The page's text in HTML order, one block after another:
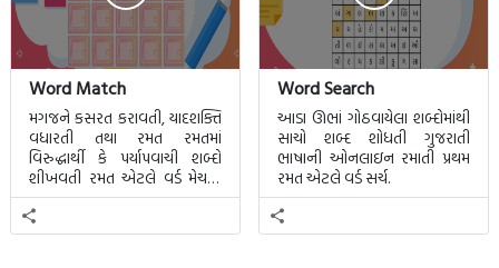
Word Match
મગજને કસરત કરાવતી, યાદશક્તિ
વધારતી તથા રમત રમતમાં
વિરુદ્ધાર્થી કે પર્યાપવાચી શબ્દો
શીખવતી રમત એટલે વર્ડ મેચમાં.
આ રમતમાં 20 બ્લોક પાછળ 20
શબ્દો છુપાયેલા હશે.
Word Search
આડા ઊભાં ગોઠવાયેલા શબ્દોમાંથી
સાચો શબ્દ શોધતી ગુજરાતી
ભાષાની ઓનલાઇન રમાતી પ્રથમ
રમત એટલે વર્ડ સર્ચ.